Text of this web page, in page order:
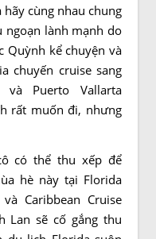
cùng nhau chung
lành mạnh do
Quỳnh kể chuyện và
chuyến cruise sang
và Puerto Vallarta
rất muốn đi, nhưng
có thể thu xếp để
hè này tại Florida
Caribbean Cruise
Lan sẽ cố gắng thu